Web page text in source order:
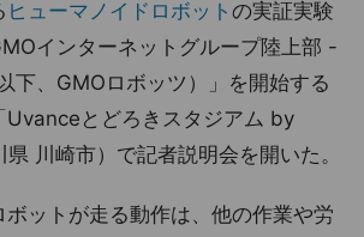
ヒューマノイドロボット の実証実験
インターネットグループ陸上部 -
下、GMOロボッツ）」を開始する
Uvanceとどろきスタジアム by
川崎市）で記者説明会を開いた。
ボットが走る動作は、他の作業や労